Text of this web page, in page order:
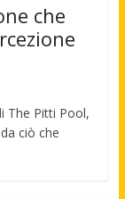
che
The Pitti Pool,
ciò che